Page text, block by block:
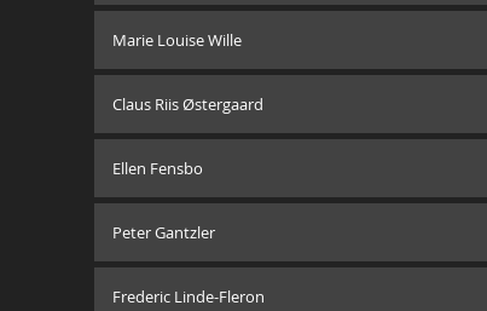
Marie Louise Wille
Claus Riis Østergaard
Ellen Fensbo
Peter Gantzler
Frederic Linde-Fleron